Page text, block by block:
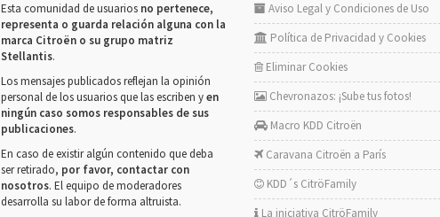
Esta comunidad de usuarios no pertenece,
representa o guarda relación alguna con la
marca Citroën o su grupo matriz
Stellantis.
Los mensajes publicados reflejan la opinión
personal de los usuarios que las escriben yen
ningún caso somos responsables de sus
publicaciones.
En caso de existir algún contenido que deba
ser retirado, por favor, contactar con
nosotros. El equipo de moderadores
desarrolla su labor de forma altruista.
Aviso Legal y Condiciones de Uso
Política de Privacidad y Cookies
Eliminar Cookies
Chevronazos: ¡Sube tus fotos!
Macro KDD Citroën
Caravana Citroën a París
KDD´s CitröFamily
La iniciativa CitröFamily